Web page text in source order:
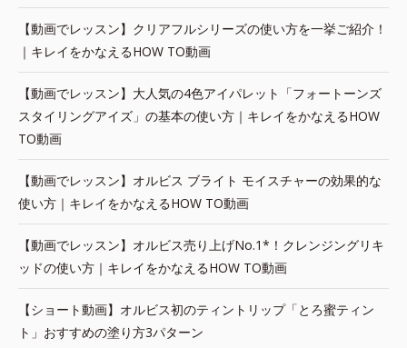
【動画でレッスン】クリアフルシリーズの使い方を一挙ご紹介！
｜キレイをかなえるHOW TO動画
【動画でレッスン】大人気の4色アイパレット「フォートーンズ
スタイリングアイズ」の基本の使い方｜キレイをかなえるHOW
TO動画
【動画でレッスン】オルビス ブライト モイスチャーの効果的な
使い方｜キレイをかなえるHOW TO動画
【動画でレッスン】オルビス売り上げNo.1*！クレンジングリキ
ッドの使い方｜キレイをかなえるHOW TO動画
【ショート動画】オルビス初のティントリップ「とろ蜜ティン
ト」おすすめの塗り方3パターン